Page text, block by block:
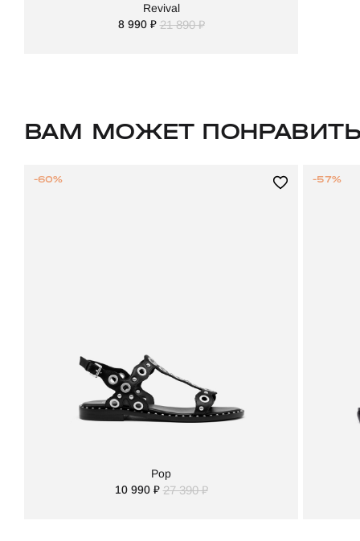
Revival
8 990 ₽ 21 890 ₽
ВАМ МОЖЕТ
Pop
10 990 ₽ 27 390 ₽
-60% -57%